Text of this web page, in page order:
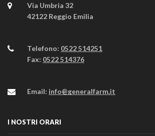
Via Umbria 32
42122 Reggio Emilia
Telefono: 0522 514251
Fax: 0522 514376
Email: info@generalfarm.it
I NOSTRI ORARI